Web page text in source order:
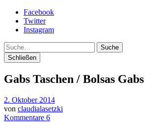
Facebook
Twitter
Instagram
Suche
Schließen
Gabs Taschen / Bolsas Gabs
2. Oktober 2014
von claudialasetzki
Kommentare 6